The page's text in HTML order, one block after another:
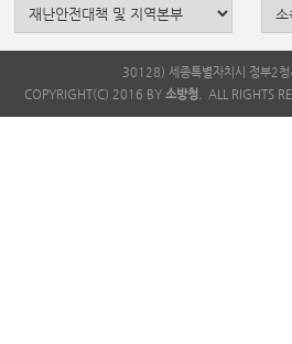
30128) 세종특별자치시 정부2
COPYRIGHT(C) 2016 BY 소방청. ALL RIGHTS